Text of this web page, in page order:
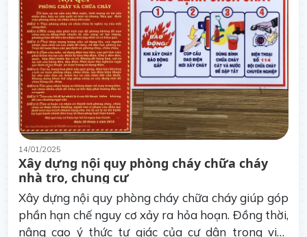
cách sử dụng bình chữa cháy một cách an toàn và
hiệu quả.
14/01/2025
Xây dựng nội quy phòng cháy chữa cháy
nhà trọ, chung cư
Xây dựng nội quy phòng cháy chữa cháy giúp góp
phần hạn chế nguy cơ xảy ra hỏa hoạn. Đồng thời,
nâng cao ý thức tự giác của cư dân trong việc